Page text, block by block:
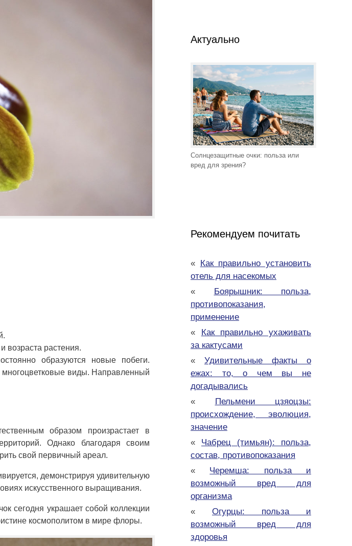
возраста растения.
образуются новые побеги.
многоцветковые виды. Направленный
образом произрастает в
Однако благодаря своим
свой первичный ареал.
демонстрируя удивительную
искусственного выращивания.
сегодня украшает собой коллекции
космополитом в мире флоры.
Актуально
Солнцезащитные очки: польза или
вред для зрения?
Рекомендуем почитать
«
Как правильно установить
отель для насекомых
«
Боярышник: польза,
противопоказания,
применение
«
Как правильно ухаживать
за кактусами
« Удивительные факты о
ежах: то, о чем вы не
догадывались
«
Пельмени цзяоцзы:
происхождение, эволюция,
значение
« Чабрец (тимьян): польза,
состав, противопоказания
« Черемша: польза и
возможный вред для
организма
« Огурцы: польза и
возможный вред для
здоровья